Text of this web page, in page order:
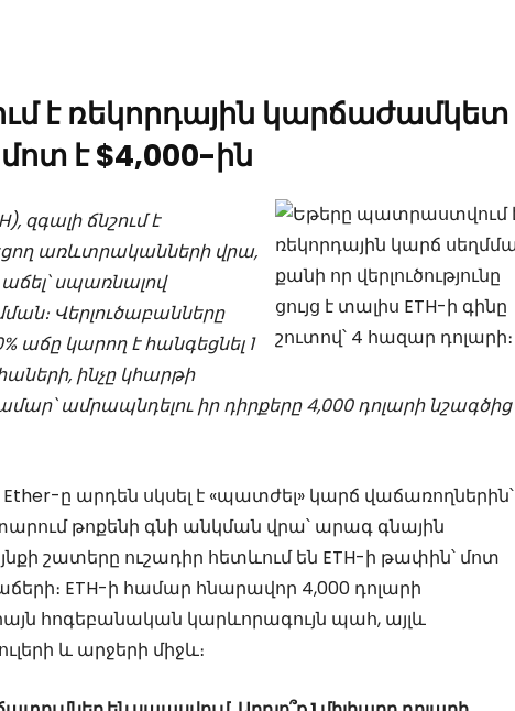
է ռեկորդային կարճաժամկետ
է $4,000-ին
զգալի ճնշում է
առևտրականների վրա,
սպառնալով
Վերլուծաբանները
աճը կարող է հանգեցնել 1
ինչը կհարթի
ամրապնդելու իր դիրքերը 4,000 դոլարի նշագծից
ը արդեն սկսել է «պատժել» կարճ վաճառողներին՝
թոքենի գնի անկման վրա՝ արագ գնային
շատերը ուշադիր հետևում են ETH-ի թափին՝ մոտ
ETH-ի համար հնարավոր 4,000 դոլարի
հոգեբանական կարևորագույն պահ, այլև
և արջերի միջև։